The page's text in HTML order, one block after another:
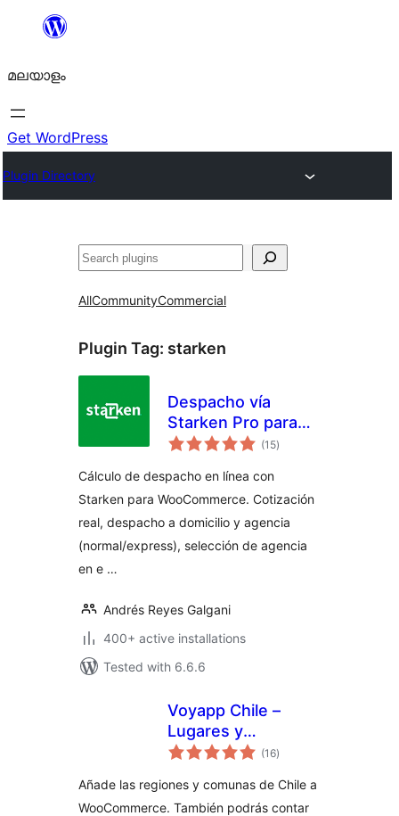
ഉള്ളടക്കത്തിലേക്ക്
മലയാളം
Get WordPress
Plugin Directory
തിരയുക
AllCommunityCommercial
Plugin Tag: starken
Despacho vía
Starken Pro para
WooCommerce
(15total
ratings
)
Cálculo de despacho en línea con
Starken para WooCommerce. Cotización
real, despacho a domicilio y agencia
(normal/express), selección de agencia
en e …
Andrés Reyes Galgani
400+ active installations
Tested with 6.6.6
Voyapp Chile –
Lugares y
Cotizador de(16total
ratings
)
Añade las regiones y comunas de Chile a
WooCommerce. También podrás contar